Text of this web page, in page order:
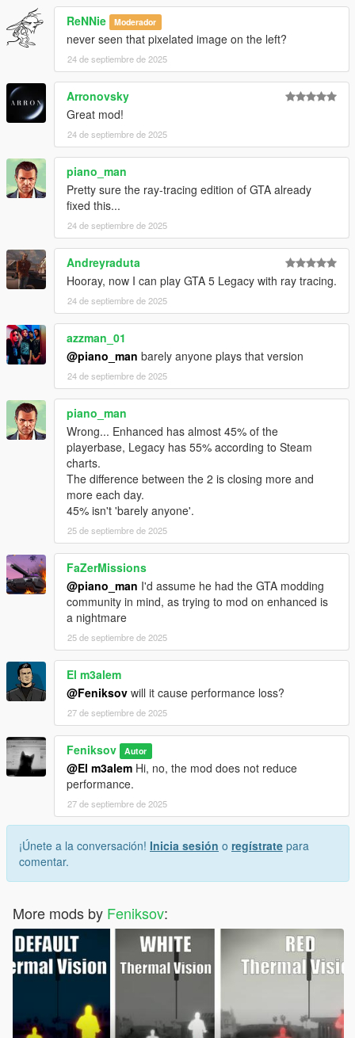
ReNNie Moderador
never seen that pixelated image on the left?
24 de septiembre de 2025
Arronovsky
Great mod!
24 de septiembre de 2025
piano_man
Pretty sure the ray-tracing edition of GTA already
fixed this...
24 de septiembre de 2025
Andreyraduta
Hooray, now I can play GTA 5 Legacy with ray tracing.
24 de septiembre de 2025
azzman_01
@piano_man barely anyone plays that version
24 de septiembre de 2025
piano_man
Wrong... Enhanced has almost 45% of the
playerbase, Legacy has 55% according to Steam
charts.
The difference between the 2 is closing more and
more each day.
45% isn't 'barely anyone'.
25 de septiembre de 2025
FaZerMissions
@piano_man I'd assume he had the GTA modding
community in mind, as trying to mod on enhanced is
a nightmare
25 de septiembre de 2025
El m3alem
@Feniksov will it cause performance loss?
27 de septiembre de 2025
Feniksov Autor
@El m3alem Hi, no, the mod does not reduce
performance.
27 de septiembre de 2025
¡Únete a la conversación! Inicia sesión o regístrate para
comentar.
More mods by Feniksov: